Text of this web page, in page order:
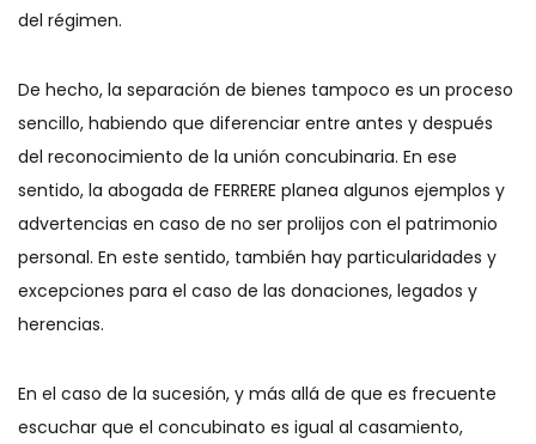
del régimen.
De hecho, la separación de bienes tampoco es un proceso
sencillo, habiendo que diferenciar entre antes y después
del reconocimiento de la unión concubinaria. En ese
sentido, la abogada de FERRERE planea algunos ejemplos y
advertencias en caso de no ser prolijos con el patrimonio
personal. En este sentido, también hay particularidades y
excepciones para el caso de las donaciones, legados y
herencias.
En el caso de la sucesión, y más allá de que es frecuente
escuchar que el concubinato es igual al casamiento,